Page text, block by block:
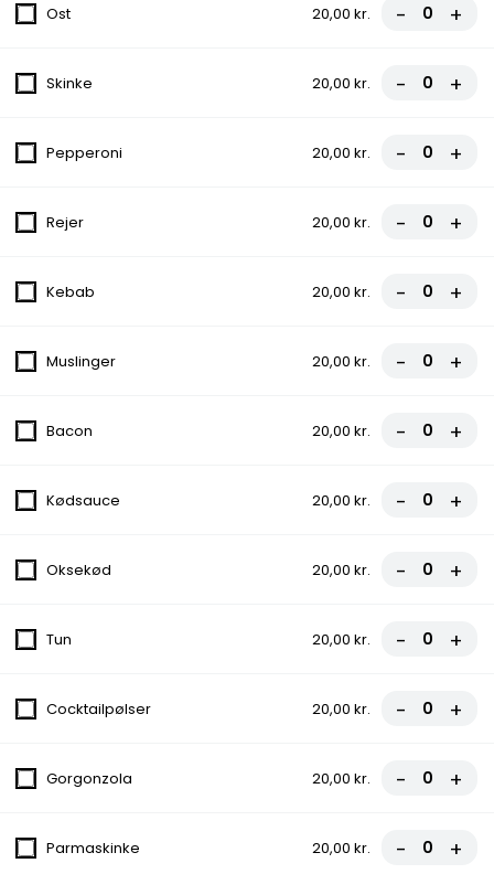
fra 80,00 kr.
6. Roma Pizza
fra 80,00 kr.
7. Al Tono Pizza
fra 80,00 kr.
8. Solo Mio Pizza
fra 80,00 kr.
9. Senorita Pizza
fra 85,00 kr.
10. Ottimo Pizza
fra 85,00 kr.
11. Cocktail Special Pizza
fra 85,00 kr.
Ost 20,00 kr. - +
Skinke 20,00 kr. - +
Pepperoni 20,00 kr. - +
Rejer 20,00 kr. - +
Kebab 20,00 kr. - +
Muslinger 20,00 kr. - +
Bacon 20,00 kr. - +
Kødsauce 20,00 kr. - +
Oksekød 20,00 kr. - +
Tun 20,00 kr. - +
Cocktailpølser 20,00 kr. - +
Gorgonzola 20,00 kr. - +
Parmaskinke 20,00 kr. - +